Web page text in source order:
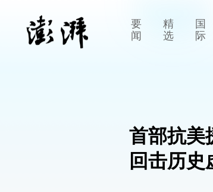
要
闻
精
选
国
际
首部抗美
回击历史